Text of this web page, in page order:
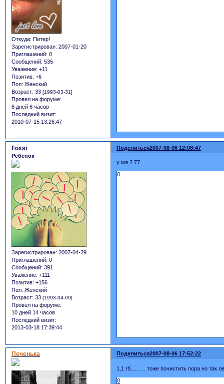
Откуда: Питер!
Зарегистрирован: 2007-01-20
Приглашений: 0
Сообщений: 535
Уважение: +11
Позитив: +6
Пол: Женский
Возраст: 33 [1993-03-31]
Провел на форуме:
6 дней 6 часов
Последний визит:
2010-07-15 13:26:47
Поделиться2007-08-06 12:08:47
Foxsi
Ребенок
Зарегистрирован: 2007-04-29
Приглашений: 0
Сообщений: 391
Уважение: +111
Позитив: +156
Пол: Женский
Возраст: 33 [1993-04-09]
Провел на форуме:
10 дней 14 часов
Последний визит:
2013-03-18 17:39:44
у мя 2.77
0
Поделиться2007-08-06 17:52:22
Печенька
1,1 гб...........тоже почистить пора но так
0